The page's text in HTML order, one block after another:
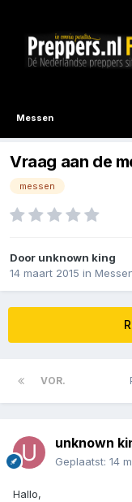
Messen
Vraag aan de
messen
Door unknown king
14 maart 2015 in
VOR.
unknown
Geplaatst: 14
Hallo,